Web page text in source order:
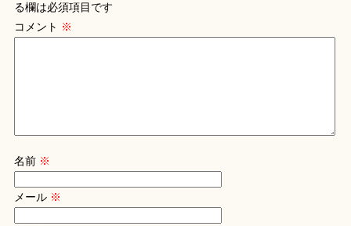
る欄は必須項目です
コメント ※
名前 ※
メール ※